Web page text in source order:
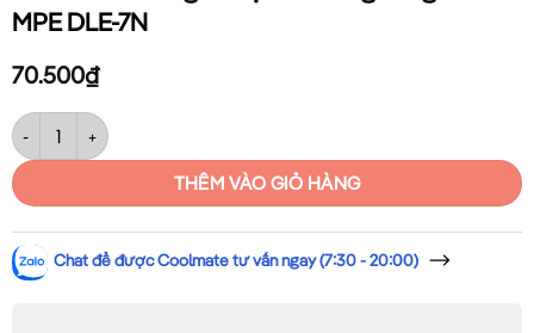
MPE DLE-7N
70.500₫
Đèn LED downlight nhựa 7W sáng trung tính MPE DLE-7N số lượng
THÊM VÀO GIỎ HÀNG
Chat để được Coolmate tư vấn ngay (7:30 - 20:00)